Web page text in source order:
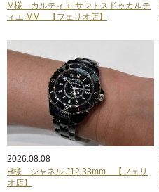
M様 カルティエ サントスドゥカルテ
ィエ MM 【フェリオ店】
2026.08.08
H様 シャネル J12 33mm 【フェリ
オ店】